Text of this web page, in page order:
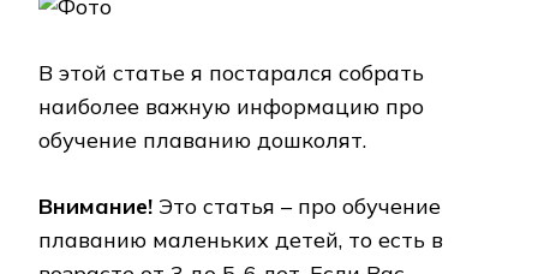
В этой статье я постарался собрать
наиболее важную информацию про
обучение плаванию дошколят.
Внимание! Это статья – про обучение
плаванию маленьких детей, то есть в